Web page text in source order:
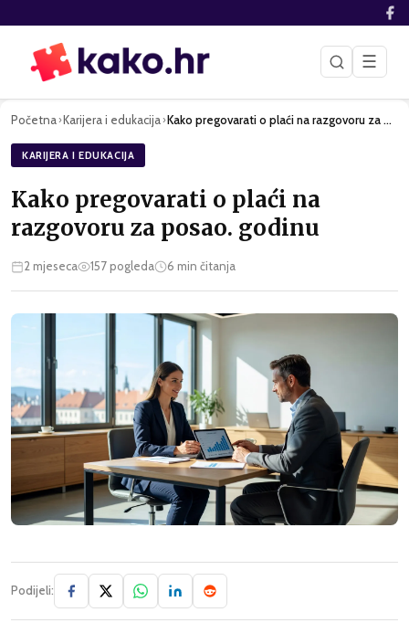
☰
Početna›Karijera i edukacija› Kako pregovarati o plaći na razgovoru za posao. godinu
KARIJERA I EDUKACIJA
Kako pregovarati o plaći na
razgovoru za posao. godinu
2 mjeseca 157pogleda 6 min čitanja
Podijeli: